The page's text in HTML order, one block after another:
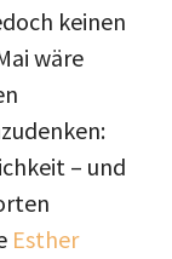
keinen
wäre
– und
Esther